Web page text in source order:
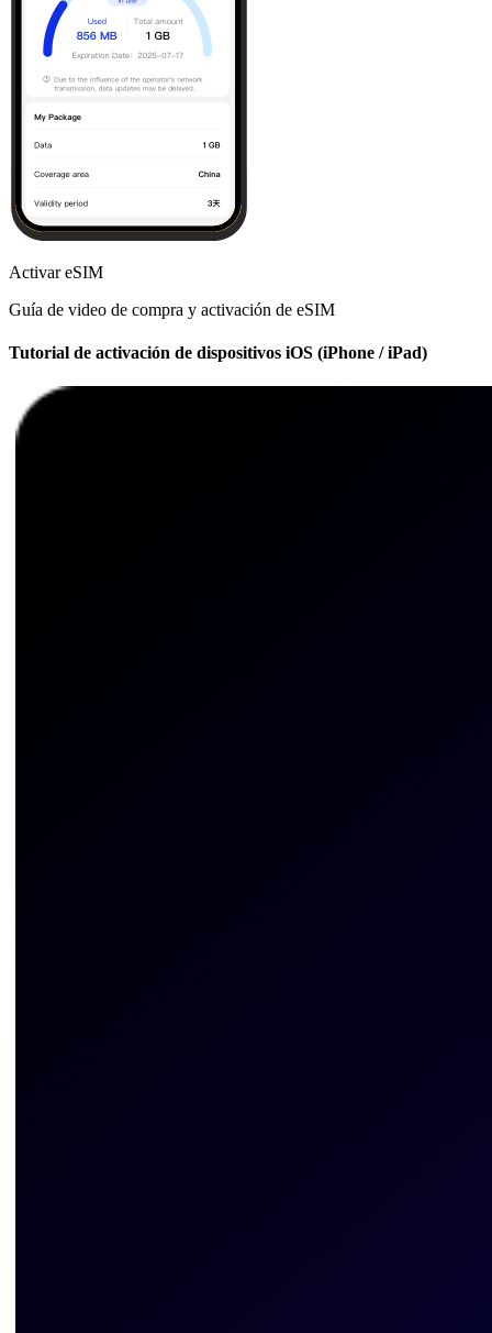
Activar eSIM
Guía de video de compra y activación de eSIM
Tutorial de activación de dispositivos iOS (iPhone / iPad)